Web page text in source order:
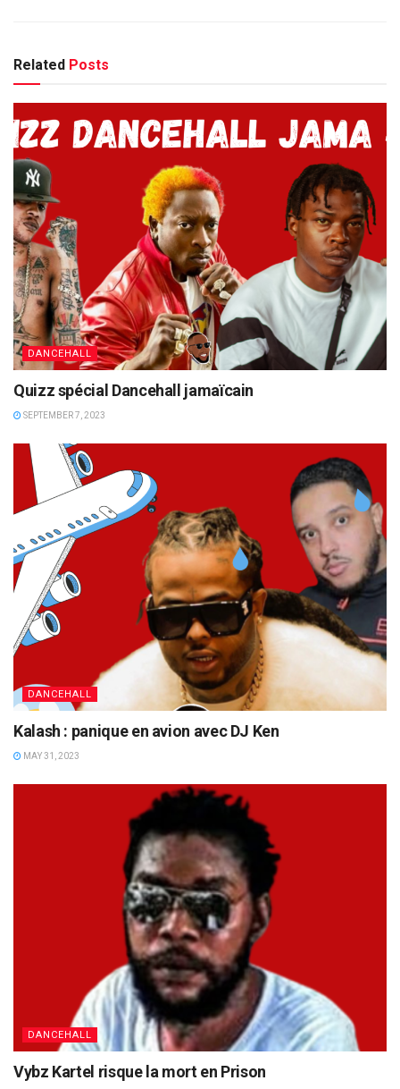
Related Posts
DANCEHALL
Quizz spécial Dancehall jamaïcain
SEPTEMBER 7, 2023
DANCEHALL
Kalash : panique en avion avec DJ Ken
MAY 31, 2023
DANCEHALL
Vybz Kartel risque la mort en Prison